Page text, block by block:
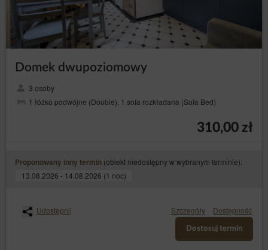
Domek dwupoziomowy
3 osoby
1 łóżko podwójne (Double), 1 sofa rozkładana (Sofa Bed)
310,00 zł
Proponowany inny termin (obiekt niedostępny w wybranym terminie):
13.08.2026 - 14.08.2026 (1 noc)
Udostępnij Szczegóły Dostępność
Dostosuj termin